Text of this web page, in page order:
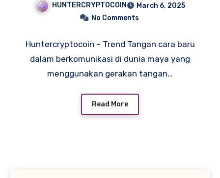
HUNTERCRYPTOCOIN
March 6, 2025
No Comments
Huntercryptocoin – Trend Tangan cara baru
dalam berkomunikasi di dunia maya yang
menggunakan gerakan tangan…
Read More